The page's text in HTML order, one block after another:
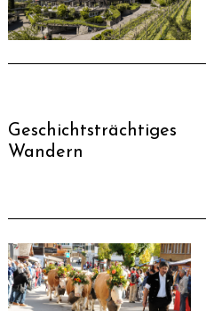
Geschichtsträchtiges
Wandern